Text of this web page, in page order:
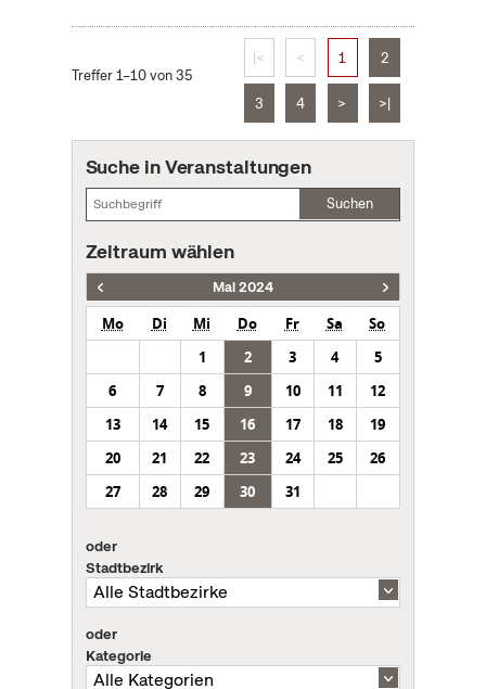
Treffer 1–10 von 35
|< < 1 2
3 4 > >|
Suche in Veranstaltungen
Suchen
Zeitraum wählen
Mai 2024
Mo Di Mi Do Fr Sa
So
1
2 3 4
5
6
7 8 9 10 11
12
13
14 15 16 17 18
19
20
21 22 23 24 25
26
27
28 29 30 31
oder
Stadtbezirk
oder
Kategorie